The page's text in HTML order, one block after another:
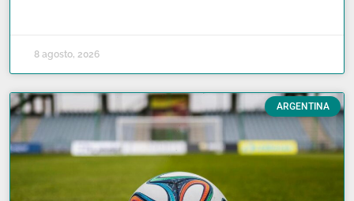
8 agosto, 2026
ARGENTINA